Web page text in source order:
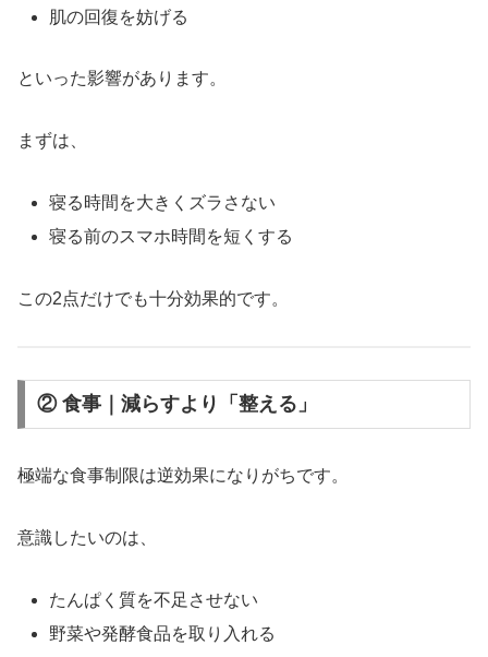
肌の回復を妨げる
といった影響があります。
まずは、
寝る時間を大きくズラさない
寝る前のスマホ時間を短くする
この2点だけでも十分効果的です。
② 食事｜減らすより「整える」
極端な食事制限は逆効果になりがちです。
意識したいのは、
たんぱく質を不足させない
野菜や発酵食品を取り入れる